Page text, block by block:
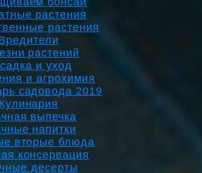
растения
растения
растений
и уход
и агрохимия
садовода 2019
Кулинария
выпечка
напитки
вторые блюда
консервация
десерты